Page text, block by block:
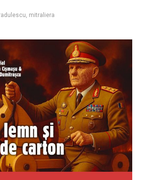
, mitraliera